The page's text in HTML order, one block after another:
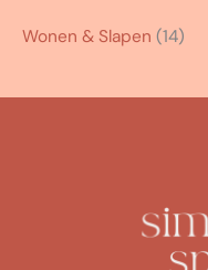
Wonen & Slapen (14)